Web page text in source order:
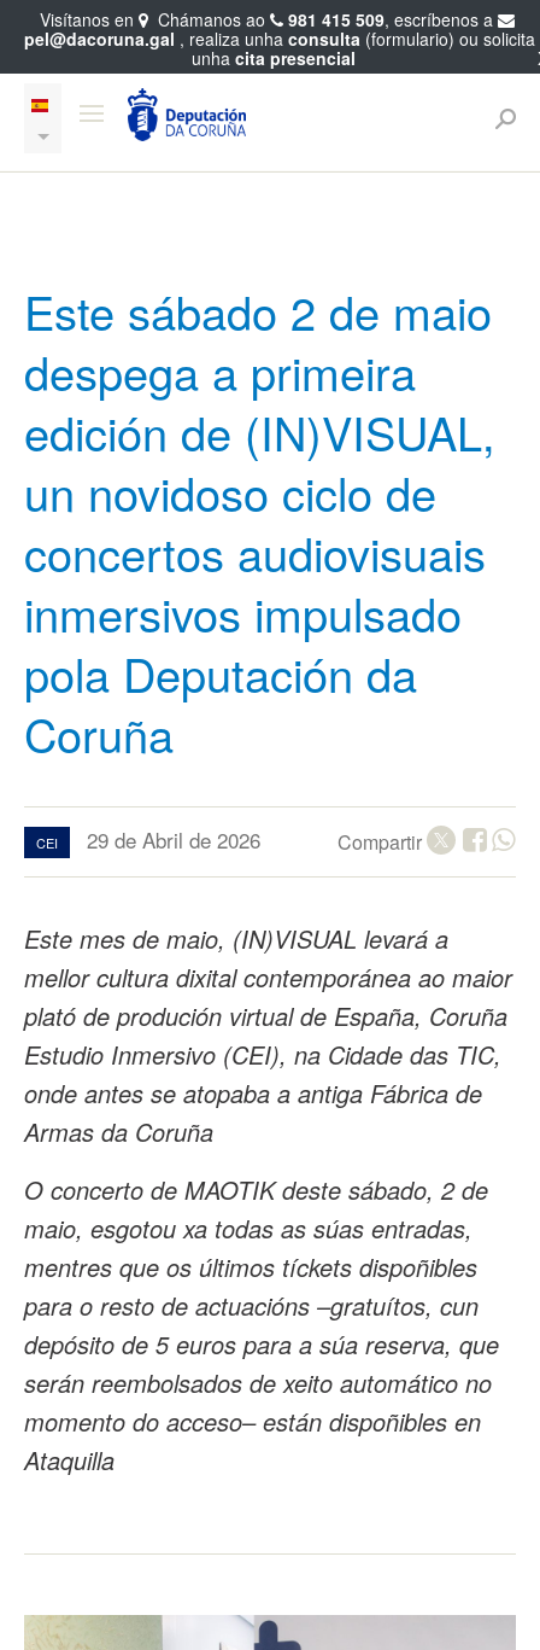
Este sábado 2 de maio
despega a primeira
edición de (IN)VISUAL,
un novidoso ciclo de
concertos audiovisuais
inmersivos impulsado
pola Deputación da
Coruña
CEI 29 de Abril de 2026 Compartir
Este mes de maio, (IN)VISUAL levará a
mellor cultura dixital contemporánea ao maior
plató de produción virtual de España, Coruña
Estudio Inmersivo (CEI), na Cidade das TIC,
onde antes se atopaba a antiga Fábrica de
Armas da Coruña
O concerto de MAOTIK deste sábado, 2 de
maio, esgotou xa todas as súas entradas,
mentres que os últimos tíckets dispoñibles
para o resto de actuacións –gratuítos, cun
depósito de 5 euros para a súa reserva, que
serán reembolsados de xeito automático no
momento do acceso– están dispoñibles en
Ataquilla
Visítanos en Chámanos ao 981 415 509, escríbenos a
pel@dacoruna.gal , realiza unha consulta(formulario) ou solicita
unha cita presencial